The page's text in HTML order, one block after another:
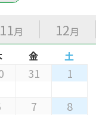
11月 12月
金 土
31 1
7 8